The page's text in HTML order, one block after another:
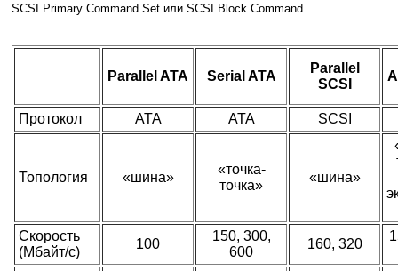
SCSI Primary Command Set или SCSI Block Command.
Parallel ATA Serial ATA
Parallel
SCSI
Протокол ATA ATA SCSI
Топология «шина»
«точка-
точка»
«шина»
Скорость
(Мбайт/с)
100
150, 300,
600
160, 320